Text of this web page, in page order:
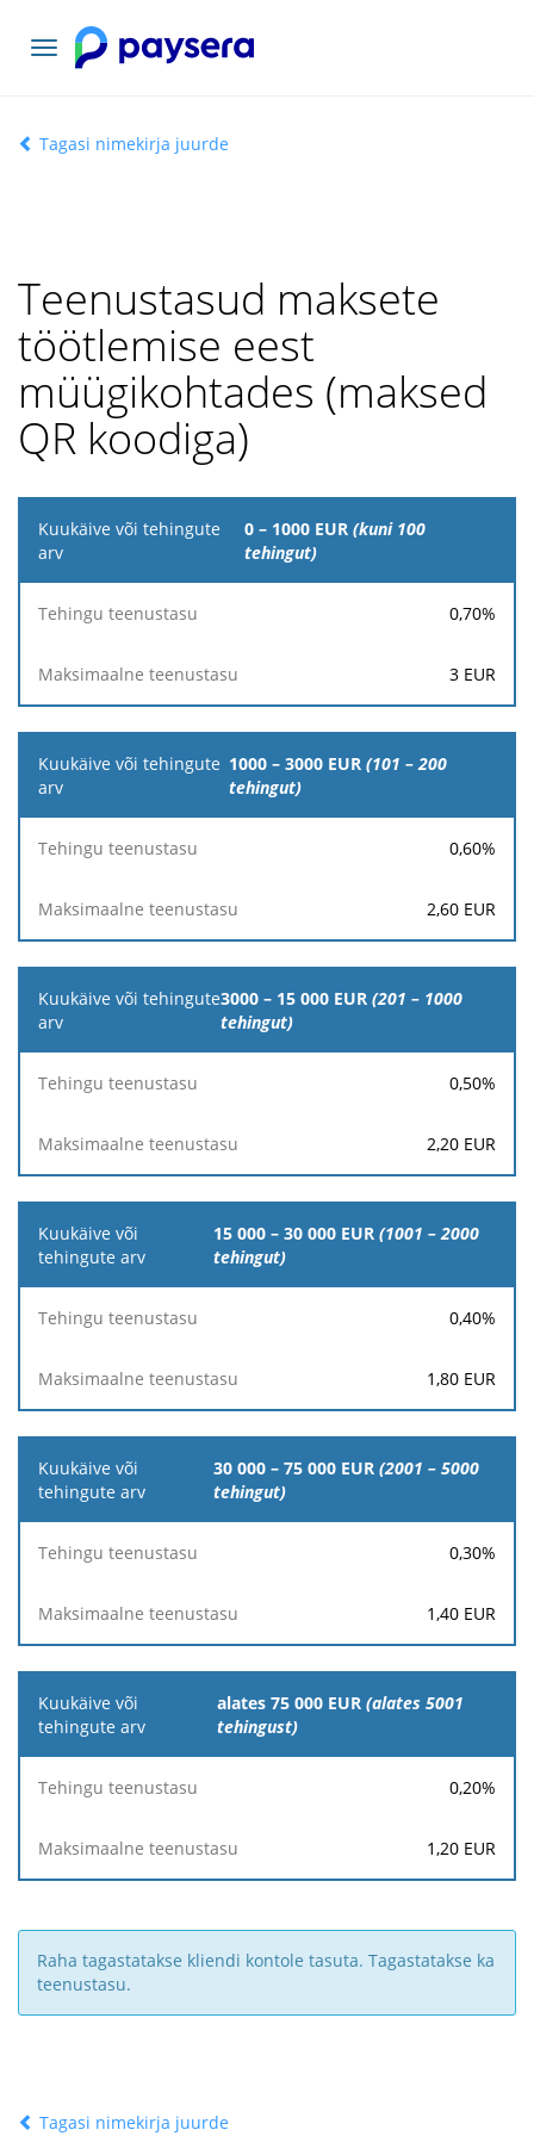
Vaheta
navigatsiooni
Tagasi nimekirja juurde
Teenustasud maksete
töötlemise eest
müügikohtades (maksed
QR koodiga)
Kuukäive
või
teenustasu
teenustasu
0 – 1000 EUR(kuni 100
tehingut)
0,70%
3 EUR
1000 – 3000 EUR(101 – 200
tehingut)
0,60%
2,60 EUR
3000 – 15 000 EUR(201 – 1000
tehingut)
0,50%
2,20 EUR
15 000 – 30 000 EUR (1001 – 2000
tehingut)
0,40%
1,80 EUR
30 000 – 75 000 EUR (2001 – 5000
tehingut)
0,30%
1,40 EUR
alates 75 000 EUR (alates 5001
tehingust)
0,20%
1,20 EUR
Raha tagastatakse kliendi kontole tasuta. Tagastatakse ka
teenustasu.
Tagasi nimekirja juurde